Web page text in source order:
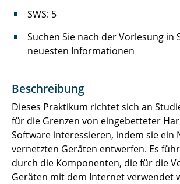
Leistungsbewertung von
Kommunikationsnetzen
Advanced Topics in Network
Kommunikationsnetze
Kommunikationsnetze für
Computer Network Engineering
SWS: 5
Suchen Sie nach der Vorlesung in
neuesten Informationen
Beschreibung
Dieses Praktikum richtet sich an
für die Grenzen von eingebetteter
Software interessieren, indem sie ein
vernetzten Geräten entwerfen. Es
durch die Komponenten, die für die
Geräten mit dem Internet verwendet